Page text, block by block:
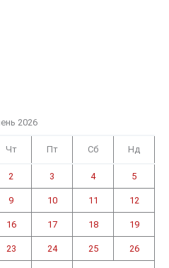
2026
Чт Пт Сб Нд
2 3 4 5
9 10 11 12
16 17 18 19
23 24 25 26